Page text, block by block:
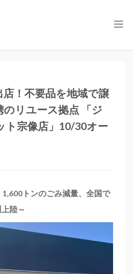
店！不要品を地域で譲
リユース拠点 「ジ
ト宗像店」10/30オー
1,600トンのごみ減量、全国で
陸～